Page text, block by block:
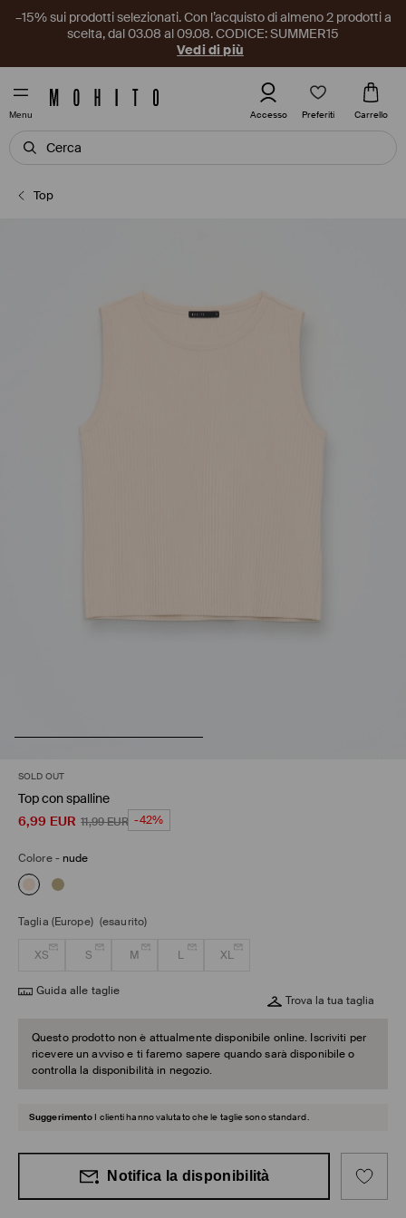
–15% sui prodotti selezionati. Con l’acquisto di almeno 2 prodotti a
scelta, dal 03.08 al 09.08. CODICE: SUMMER15
Vedi di più
Menu Accesso Preferiti Carrello
Top
SOLD OUT
Top con spalline
6,99 EUR 11,99EUR -42%
Colore- nude
Taglia (Europe) (esaurito)
XS S M L XL
Guida alle taglie
Trova la tua taglia
Questo prodotto non è attualmente disponibile online. Iscriviti per
ricevere un avviso e ti faremo sapere quando sarà disponibile o
controlla la disponibilità in negozio.
Suggerimento I clienti hanno valutato che le taglie sono standard.
Notifica la disponibilità